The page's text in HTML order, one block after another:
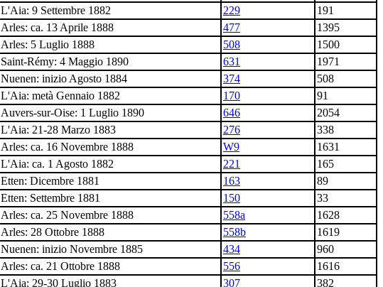
L'Aia: 9 Settembre 1882 229
191
Arles: ca. 13 Aprile 1888 477
1395
Arles: 5 Luglio 1888 508
1500
Saint-Rémy: 4 Maggio 1890 631
1971
Nuenen: inizio Agosto 1884 374
508
L'Aia: metà Gennaio 1882 170
91
Auvers-sur-Oise: 1 Luglio 1890 646
2054
L'Aia: 21-28 Marzo 1883 276
338
Arles: ca. 16 Novembre 1888 W9
1631
L'Aia: ca. 1 Agosto 1882 221
165
Etten: Dicembre 1881 163
89
Etten: Settembre 1881 150
33
Arles: ca. 25 Novembre 1888 558a
1628
Arles: 28 Ottobre 1888 558b
1619
Nuenen: inizio Novembre 1885 434
960
Arles: ca. 21 Ottobre 1888 556
1616
L'Aia: 29-30 Luglio 1883 307
382